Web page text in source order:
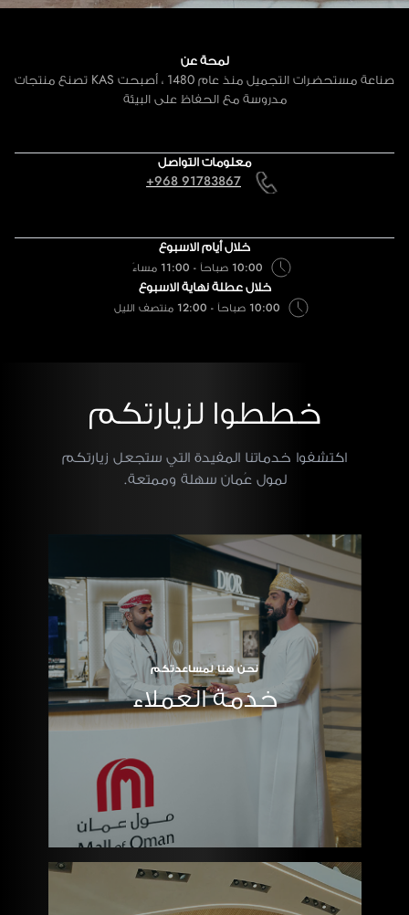
لمحة عن
صناعة مستحضرات التجميل منذ عام 1480 ، أصبحت KAS تصنع منتجات
مدروسة مع الحفاظ على البيئة
معلومات التواصل
+968 91783867
خلال أيام الاسبوع
10:00 صباحاً - 11:00 مساءً
خلال عطلة نهاية الاسبوع
10:00 صباحاً - 12:00 منتصف الليل
خططوا لزيارتكم
اكتشفوا خدماتنا المفيدة التي ستجعل زيارتكم
لمول عُمان سهلة وممتعة.
نحن هنا لمساعدتكم
خدمة العملاء